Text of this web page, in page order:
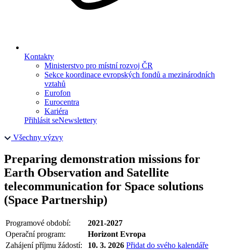
Kontakty
Ministerstvo pro místní rozvoj ČR
Sekce koordinace evropských fondů a mezinárodních
vztahů
Eurofon
Eurocentra
Kariéra
Přihlásit seNewslettery
Všechny výzvy
Preparing demonstration missions for
Earth Observation and Satellite
telecommunication for Space solutions
(Space Partnership)
Programové období:
2021-2027
Operační program:
Horizont Evropa
Zahájení příjmu žádostí:
10. 3. 2026 Přidat do svého kalendáře